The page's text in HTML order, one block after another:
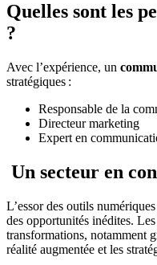
Quelles sont les
?
Avec l’expérience, un
stratégiques :
Responsable de la
Directeur marketing
Expert en
Un secteur en
L’essor des outils
des opportunités inédites.
transformations, notamment
réalité augmentée et les